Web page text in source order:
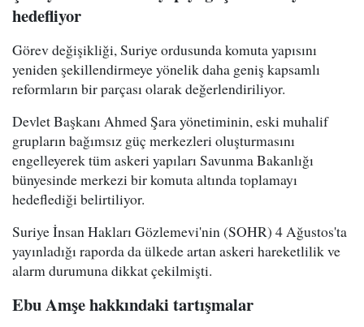
hedefliyor
Görev değişikliği, Suriye ordusunda komuta yapısını
yeniden şekillendirmeye yönelik daha geniş kapsamlı
reformların bir parçası olarak değerlendiriliyor.
Devlet Başkanı Ahmed Şara yönetiminin, eski muhalif
grupların bağımsız güç merkezleri oluşturmasını
engelleyerek tüm askeri yapıları Savunma Bakanlığı
bünyesinde merkezi bir komuta altında toplamayı
hedeflediği belirtiliyor.
Suriye İnsan Hakları Gözlemevi'nin (SOHR) 4 Ağustos'ta
yayınladığı raporda da ülkede artan askeri hareketlilik ve
alarm durumuna dikkat çekilmişti.
Ebu Amşe hakkındaki tartışmalar